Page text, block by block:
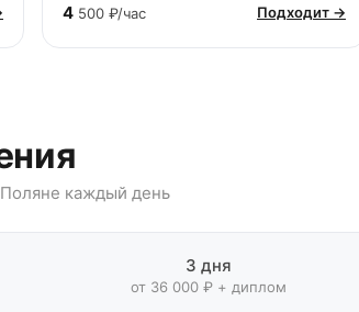
4 500 ₽/час Подходит →
каждый день
3 дня
от 36 000 ₽ + диплом